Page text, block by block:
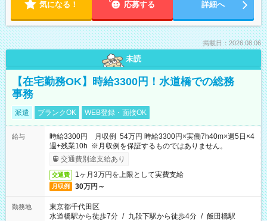
気になる！ 応募する 詳細へ
掲載日：2026.08.06
未読
【在宅勤務OK】時給3300円！水道橋での総務
事務
派遣 ブランクOK WEB登録・面接OK
給与
時給3300円 月収例 54万円 時給3300円×実働7h40m×週5日×4
週+残業10h ※月収例を保証するものではありません。
交通費別途支給あり
交通費 1ヶ月3万円を上限として実費支給
月収例 30万円～
勤務地
東京都千代田区
水道橋駅から徒歩7分 / 九段下駅から徒歩4分 / 飯田橋駅